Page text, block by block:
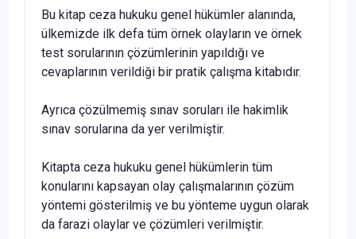
Bu kitap ceza hukuku genel hükümler alanında,
ülkemizde ilk defa tüm örnek olayların ve örnek
test sorularının çözümlerinin yapıldığı ve
cevaplarının verildiği bir pratik çalışma kitabıdır.
Ayrıca çözülmemiş sınav soruları ile hakimlik
sınav sorularına da yer verilmiştir.
Kitapta ceza hukuku genel hükümlerin tüm
konularını kapsayan olay çalışmalarının çözüm
yöntemi gösterilmiş ve bu yönteme uygun olarak
da farazi olaylar ve çözümleri verilmiştir.